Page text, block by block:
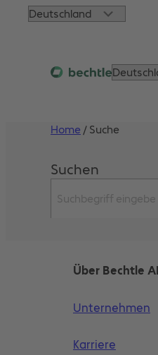
Choose
Home / Suche
Suchen
Über Bechtle
Unternehmen
Karriere